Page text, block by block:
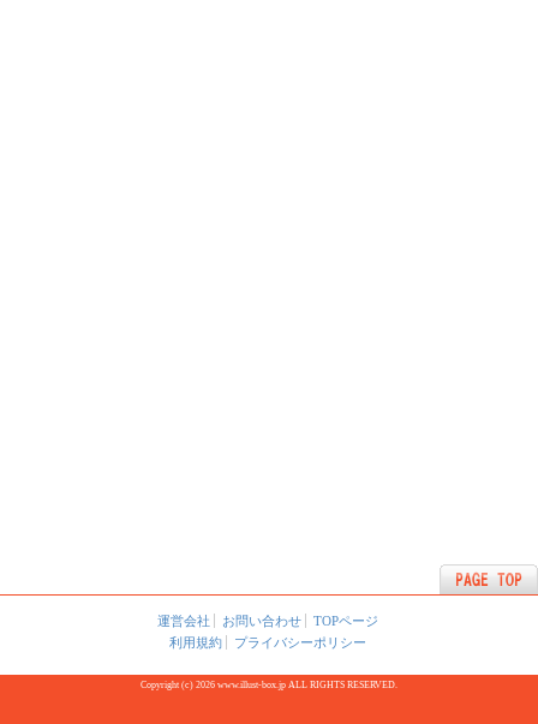
運営会社 お問い合わせ
TOPページ
利用規約
プライバシーポリシー
Copyright (c) 2026 www.illust-box.jp ALL RIGHTS RESERVED.